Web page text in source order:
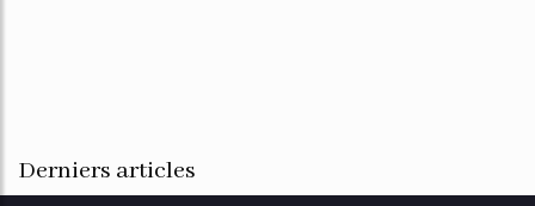
Derniers articles